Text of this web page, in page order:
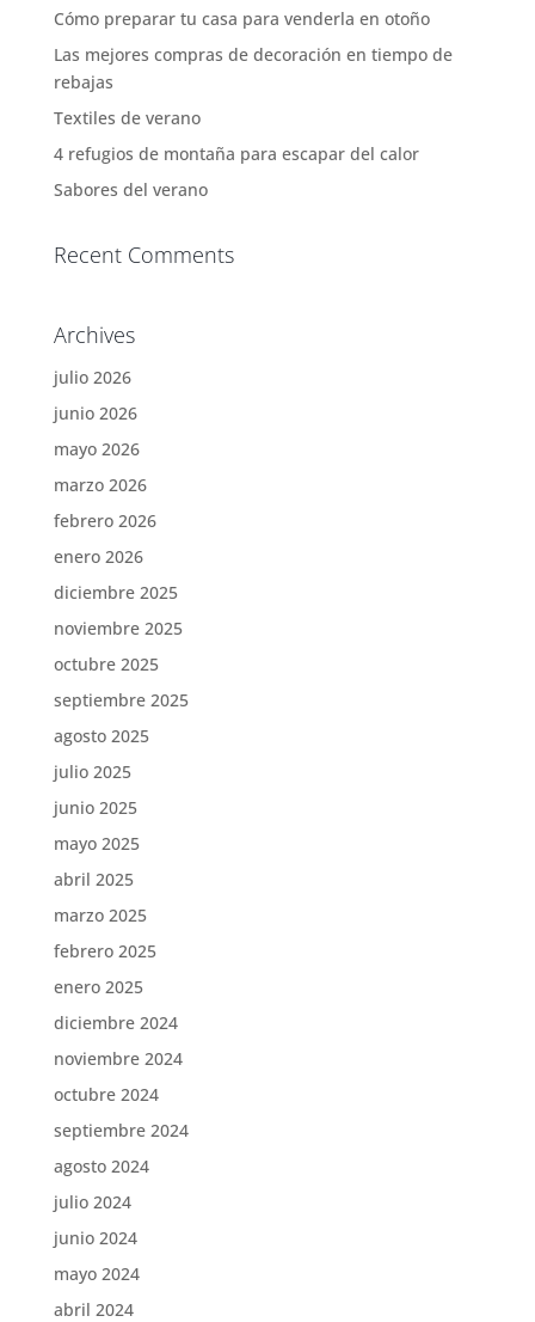
Cómo preparar tu casa para venderla en otoño
Las mejores compras de decoración en tiempo de
rebajas
Textiles de verano
4 refugios de montaña para escapar del calor
Sabores del verano
Recent Comments
Archives
julio 2026
junio 2026
mayo 2026
marzo 2026
febrero 2026
enero 2026
diciembre 2025
noviembre 2025
octubre 2025
septiembre 2025
agosto 2025
julio 2025
junio 2025
mayo 2025
abril 2025
marzo 2025
febrero 2025
enero 2025
diciembre 2024
noviembre 2024
octubre 2024
septiembre 2024
agosto 2024
julio 2024
junio 2024
mayo 2024
abril 2024